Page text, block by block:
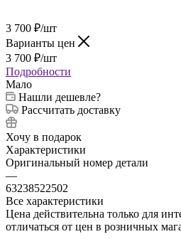
3 700 ₽/шт
Варианты цен
3 700 ₽/шт
Подробности
Мало
Нашли дешевле?
Рассчитать доставку
Хочу в подарок
Характеристики
Оригинальный номер детали
—
63238522502
Все характеристики
Цена действительна только для
отличаться от цен в розничных